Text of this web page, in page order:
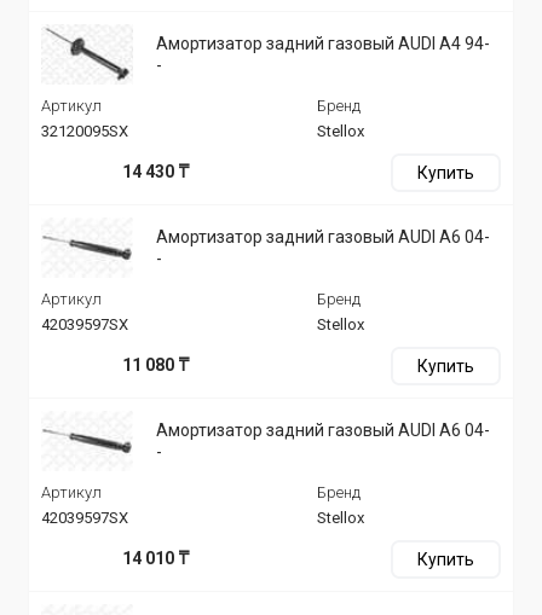
Амортизатор задний газовый AUDI A4 94-
-
Артикул
32120095SX
Бренд
Stellox
14 430 ₸ Купить
Амортизатор задний газовый AUDI A6 04-
-
Артикул
42039597SX
Бренд
Stellox
11 080 ₸ Купить
Амортизатор задний газовый AUDI A6 04-
-
Артикул
42039597SX
Бренд
Stellox
14 010 ₸ Купить